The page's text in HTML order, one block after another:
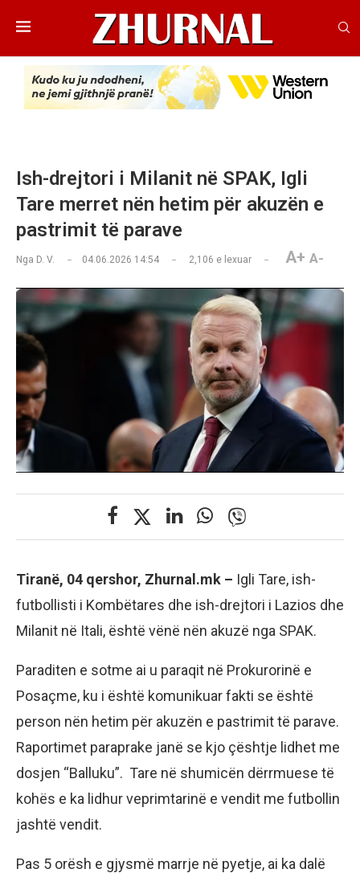
Ish-drejtori i Milanit në SPAK, Igli
Tare merret nën hetim për akuzën e
pastrimit të parave
Nga D. V. 04.06.2026 14:54 2,106 e lexuar A+ A-
Tiranë, 04 qershor, Zhurnal.mk – Igli Tare, ish-
futbollisti i Kombëtares dhe ish-drejtori i Lazios dhe
Milanit në Itali, është vënë nën akuzë nga SPAK.
Paraditen e sotme ai u paraqit në Prokurorinë e
Posaçme, ku i është komunikuar fakti se është
person nën hetim për akuzën e pastrimit të parave.
Raportimet paraprake janë se kjo çështje lidhet me
dosjen “Balluku”. Tare në shumicën dërrmuese të
kohës e ka lidhur veprimtarinë e vendit me futbollin
jashtë vendit.
Pas 5 orësh e gjysmë marrje në pyetje, ai ka dalë